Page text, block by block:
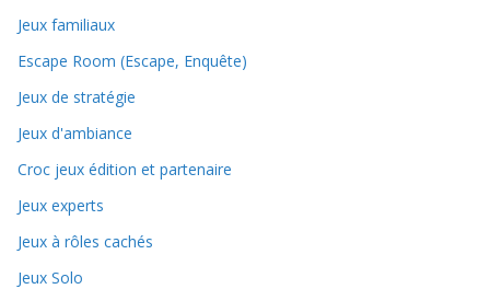
Jeux familiaux
Escape Room (Escape, Enquête)
Jeux de stratégie
Jeux d'ambiance
Croc jeux édition et partenaire
Jeux experts
Jeux à rôles cachés
Jeux Solo